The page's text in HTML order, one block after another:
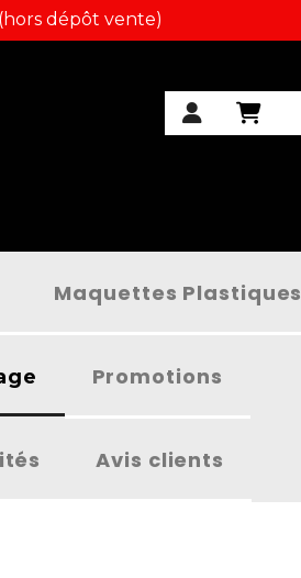
dépôt vente)
Maquettes Plastiques
Promotions
Avis clients